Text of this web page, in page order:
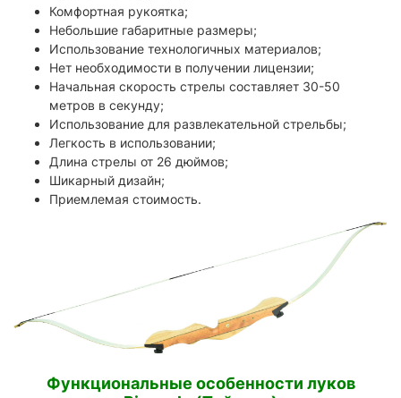
Комфортная рукоятка;
Небольшие габаритные размеры;
Использование технологичных материалов;
Нет необходимости в получении лицензии;
Начальная скорость стрелы составляет 30-50
метров в секунду;
Использование для развлекательной стрельбы;
Легкость в использовании;
Длина стрелы от 26 дюймов;
Шикарный дизайн;
Приемлемая стоимость.
Функциональные особенности луков